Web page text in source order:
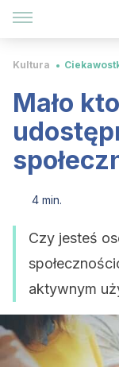
Kultura
Mało
4 min.
Czy jesteś
aktywnym